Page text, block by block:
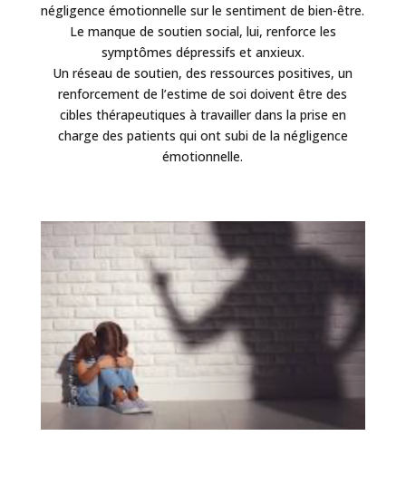
négligence émotionnelle sur le sentiment de bien-être.
Le manque de soutien social, lui, renforce les
symptômes dépressifs et anxieux.
Un réseau de soutien, des ressources positives, un
renforcement de l’estime de soi doivent être des
cibles thérapeutiques à travailler dans la prise en
charge des patients qui ont subi de la négligence
émotionnelle.